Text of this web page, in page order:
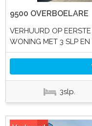
9500 OVERBOELARE
VERHUURD OP
WONING MET 3 SLP
3slp.